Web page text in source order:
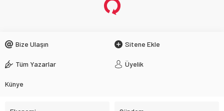
Bize Ulaşın Sitene Ekle
Tüm Yazarlar Üyelik
Künye